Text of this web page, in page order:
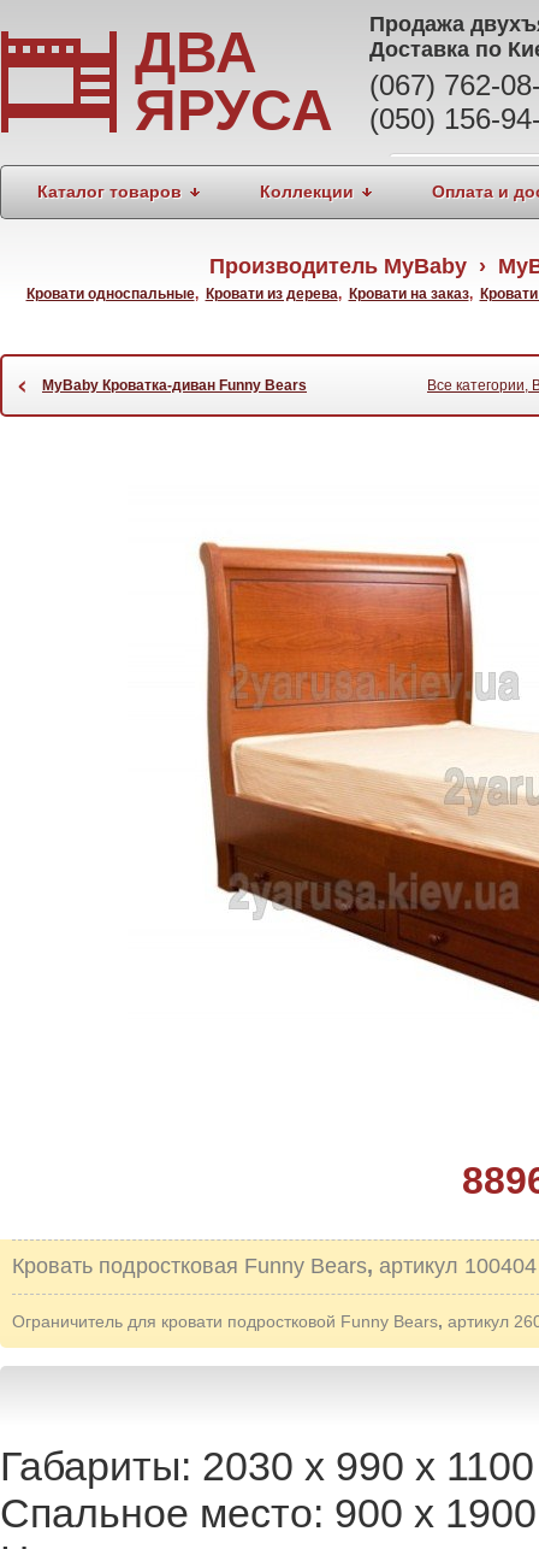
ДВА
ЯРУСА
Продажа
Доставка по
(067) 762-
(050) 156-
Каталог товаров Коллекции Оплата и
Производитель MyBaby ›
Кровати односпальные, Кровати из дерева, Кровати на заказ,
‹ MyBaby Кроватка-диван Funny Bears Все категории,
Кровать подростковая Funny Bears, артикул 100404
Ограничитель для кровати подростковой Funny Bears, артикул
Габариты: 2030 х 990 х
Спальное место: 900 х